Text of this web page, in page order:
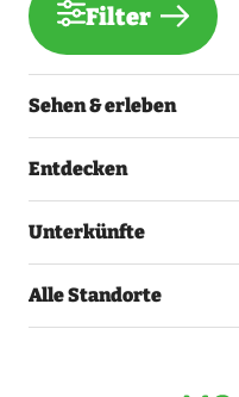
Filter
Sehen & erleben
Entdecken
Unterkünfte
Alle Standorte